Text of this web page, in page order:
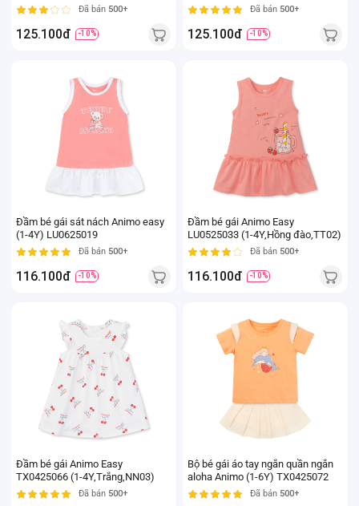
Đã bán 500+
125.100đ -10%
Đã bán 500+
125.100đ -10%
Đầm bé gái sát nách Animo easy
(1-4Y) LU0625019
Đã bán 500+
116.100đ -10%
Đầm bé gái Animo Easy
LU0525033 (1-4Y,Hồng đào,TT02)
Đã bán 500+
116.100đ -10%
Đầm bé gái Animo Easy
TX0425066 (1-4Y,Trắng,NN03)
Đã bán 500+
Bộ bé gái áo tay ngắn quần ngắn
aloha Animo (1-6Y) TX0425072
Đã bán 500+